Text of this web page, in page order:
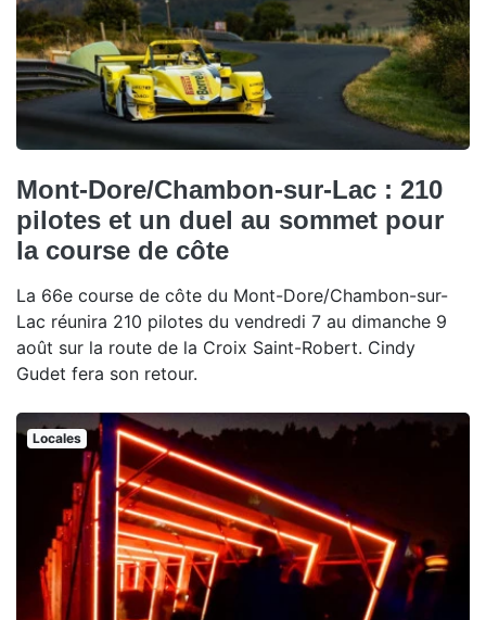
Mont-Dore/Chambon-sur-Lac : 210
pilotes et un duel au sommet pour
la course de côte
La 66e course de côte du Mont-Dore/Chambon-sur-
Lac réunira 210 pilotes du vendredi 7 au dimanche 9
août sur la route de la Croix Saint-Robert. Cindy
Gudet fera son retour.
Locales